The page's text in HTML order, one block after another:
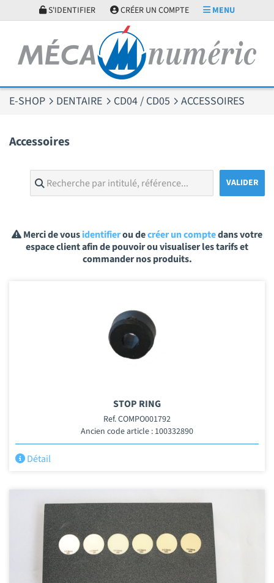
S'IDENTIFIER CRÉER UN COMPTE MENU
E-SHOP DENTAIRE CD04 / CD05 ACCESSOIRES
Accessoires
Merci de vousidentifierou decréer un comptedans votre
espace client afin de pouvoir ou visualiser les tarifs et
commander nos produits.
STOP RING
Ref. COMPO001792
Ancien code article : 100332890
Détail
Panneau de gestion des cookies